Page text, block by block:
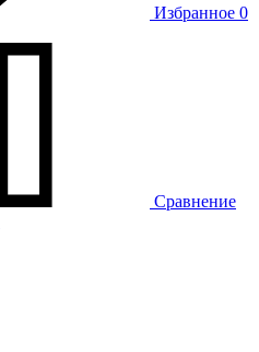
Избранное 0
Сравнение